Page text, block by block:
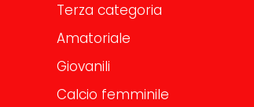
Terza categoria
Amatoriale
Giovanili
Calcio femminile